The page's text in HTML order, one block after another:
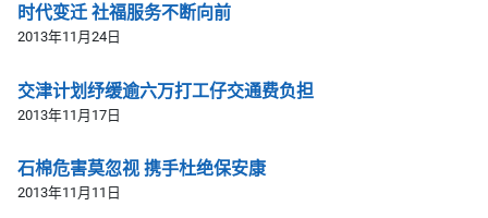
时代变迁 社福服务不断向前
2013年11月24日
交津计划纾缓逾六万打工仔交通费负担
2013年11月17日
石棉危害莫忽视 携手杜绝保安康
2013年11月11日